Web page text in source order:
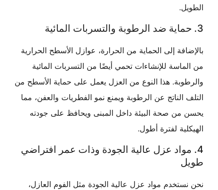
إلى الحماية من الحرارة، عوازل الأسطح الحرارية
للإنشاءات تحمي أيضًا من التسربات المائية
هذا النوع من العزل يعمل على حماية الأسطح من
الناتج عن الرطوبة ويمنع نمو الفطريات والعفن، مما
صحة البيئة داخل المبنى ويحافظ على جودته
لفترة أطول.
عزل عالية الجودة وذات عمر افتراضي
مواد عزل عالية الجودة مثل الفوم العازل،